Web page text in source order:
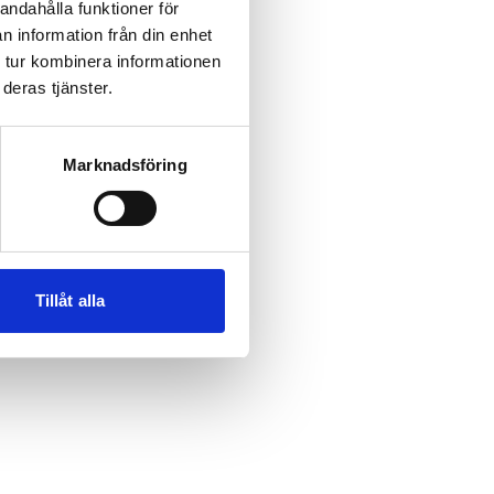
funktioner för
information från din enhet
kombinera informationen
tjänster.
Marknadsföring
Tillåt alla